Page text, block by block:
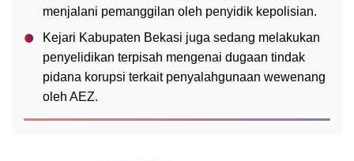
menjalani pemanggilan oleh penyidik kepolisian.
Kejari Kabupaten Bekasi juga sedang melakukan
penyelidikan terpisah mengenai dugaan tindak
pidana korupsi terkait penyalahgunaan wewenang
oleh AEZ.